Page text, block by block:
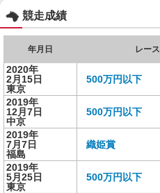
競走成績
年月日 レース
2020年
2月15日
東京
500万円以下
2019年
12月7日
中京
500万円以下
2019年
7月7日
福島
織姫賞
2019年
5月25日
東京
500万円以下